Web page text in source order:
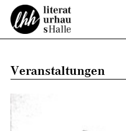
Veranstaltungen